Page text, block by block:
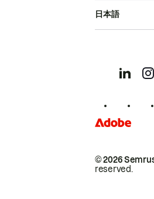
© 2026
reserved.
日本語